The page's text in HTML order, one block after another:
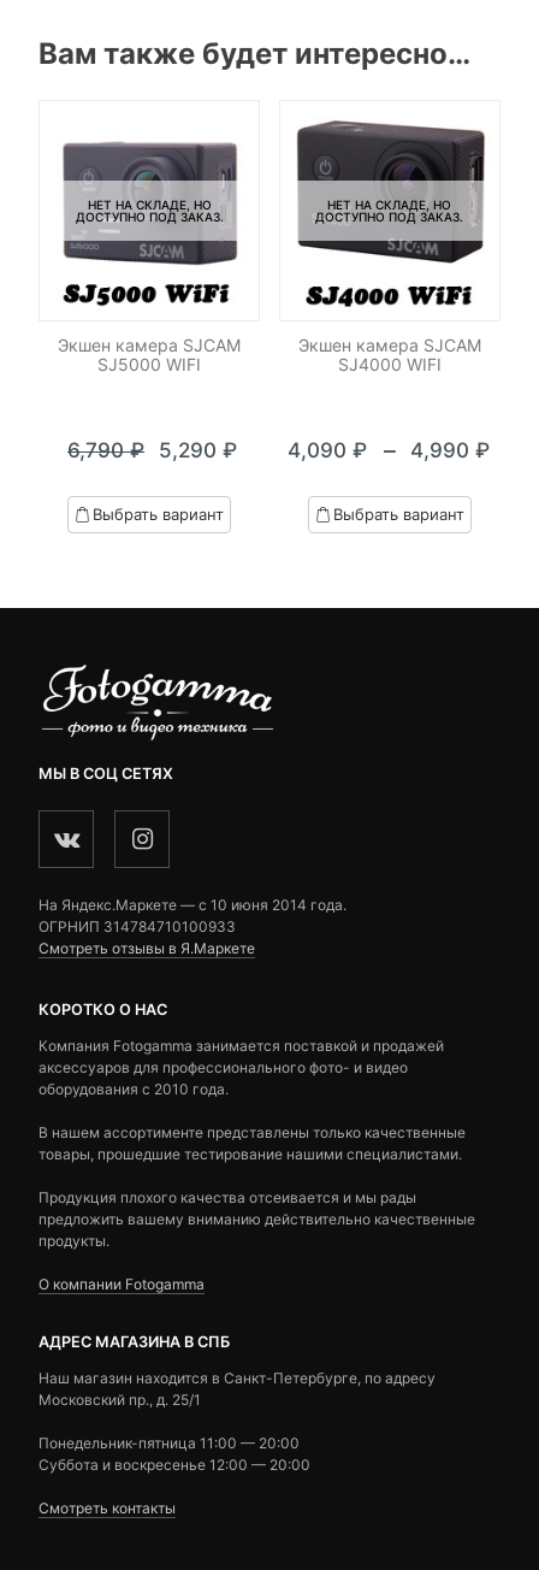
Вам также будет интересно…
НЕТ НА СКЛАДЕ, НО
ДОСТУПНО ПОД ЗАКАЗ.
Экшен камера SJCAM
SJ5000 WIFI
6,790₽
Первоначальная
цена
составляла
5,290₽
Текущая
цена:
5,290 ₽.
Выбрать вариант
НЕТ НА СКЛАДЕ, НО
ДОСТУПНО ПОД ЗАКАЗ.
Экшен камера SJCAM
SJ4000 WIFI
4,090 ₽ – 4,990 ₽
Диапазон
цен:
4,090 ₽
4,990 ₽
Выбрать вариант
МЫ В СОЦ СЕТЯХ
На Яндекс.Маркете — c 10 июня 2014 года.
ОГРНИП 314784710100933
Смотреть отзывы в Я.Маркете
КОРОТКО О НАС
Компания Fotogamma занимается поставкой и продажей
аксессуаров для профессионального фото- и видео
оборудования с 2010 года.
В нашем ассортименте представлены только качественные
товары, прошедшие тестирование нашими специалистами.
Продукция плохого качества отсеивается и мы рады
предложить вашему вниманию действительно качественные
продукты.
О компании Fotogamma
АДРЕС МАГАЗИНА В СПБ
Наш магазин находится в Санкт-Петербурге, по адресу
Московский пр., д. 25/1
Понедельник-пятница 11:00 — 20:00
Суббота и воскресенье 12:00 — 20:00
Смотреть контакты